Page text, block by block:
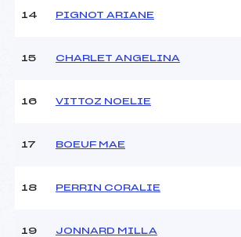
14 PIGNOT ARIANE
15 CHARLET ANGELINA
16 VITTOZ NOELIE
17 BOEUF MAE
18 PERRIN CORALIE
19 JONNARD MILLA